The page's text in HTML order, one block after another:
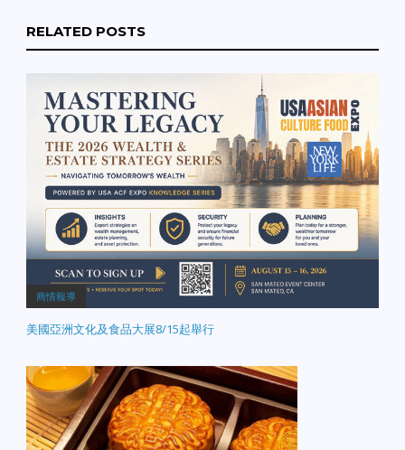
RELATED POSTS
商情報導
美國亞洲文化及食品大展8/15起舉行